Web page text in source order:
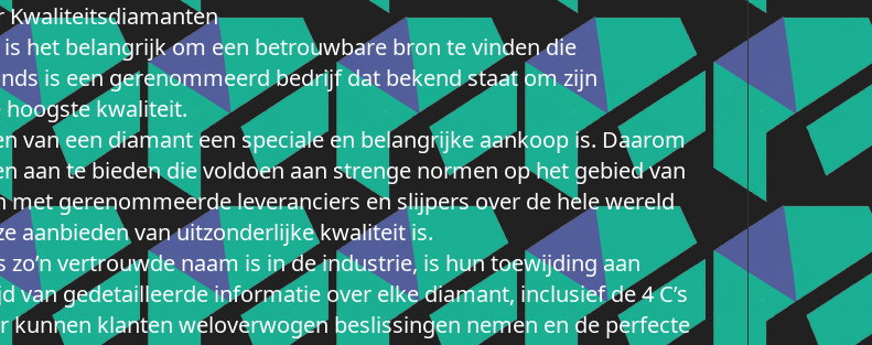
Kwaliteitsdiamanten
het belangrijk om een betrouwbare bron te vinden die
is een gerenommeerd bedrijf dat bekend staat om zijn
hoogste kwaliteit.
van een diamant een speciale en belangrijke aankoop is. Daarom
aan te bieden die voldoen aan strenge normen op het gebied van
gerenommeerde leveranciers en slijpers over de hele wereld
aanbieden van uitzonderlijke kwaliteit is.
vertrouwde naam is in de industrie, is hun toewijding aan
gedetailleerde informatie over elke diamant, inclusief de 4 C’s
kunnen klanten weloverwogen beslissingen nemen en de perfecte